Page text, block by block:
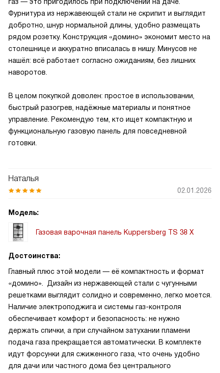
Фурнитура из нержавеющей стали не скрипит и выглядит
добротно, шнур нормальной длины, удобно размещать
рядом розетку. Конструкция «домино» экономит место на
столешнице и аккуратно вписалась в нишу. Минусов не
нашёл: всё работает согласно ожиданиям, без лишних
наворотов.
В целом покупкой доволен: простое в использовании,
быстрый разогрев, надёжные материалы и понятное
управление. Рекомендую тем, кто ищет компактную и
функциональную газовую панель для повседневной
готовки.
Наталья
02.01.2026
Модель:
Газовая варочная панель Kuppersberg TS 38 X
Достоинства:
Главный плюс этой модели — её компактность и формат
«домино». Дизайн из нержавеющей стали с чугунными
решетками выглядит солидно и современно, легко моется.
Наличие электроподжига и системы газ-контроля
обеспечивает комфорт и безопасность: не нужно
держать спички, а при случайном затухании пламени
подача газа прекращается автоматически. В комплекте
идут форсунки для сжиженного газа, что очень удобно
для дачи или частного дома без центрального